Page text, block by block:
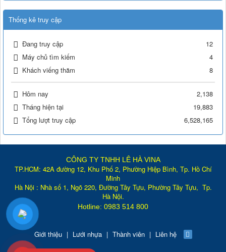
Thống kê truy cập
Đang truy cập
12
Máy chủ tìm kiếm
4
Khách viếng thăm
8
Hôm nay
2,138
Tháng hiện tại
19,883
Tổng lượt truy cập
6,528,165
CÔNG TY TNHH LÊ HÀ VINA
TP.HCM: 42A đường 12, Khu Phố 2, Phường Hiệp Bình, Tp. Hồ Chí
Minh
Hà Nội : Nhà số 1, Ngõ 220, Đường Tây Tựu, Phường Tây Tựu, Tp.
Hà Nội.
Hotline: 0983 514 800
Giới thiệu | Lưới nhựa | Thành viên | Liên hệ